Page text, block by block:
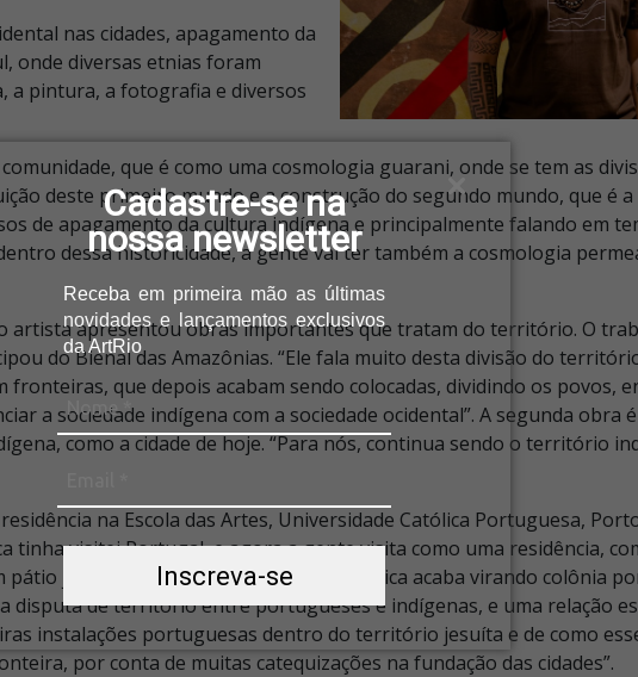
Cadastre-se na
nossa newsletter
Receba em primeira mão as últimas
novidades e lançamentos exclusivos
da ArtRio
Inscreva-se
nas cidades, apagamento da
onde diversas etnias foram
a pintura, a fotografia e diversos
que é como uma cosmologia guarani, onde se tem as
deste primeiro mundo e a construção do segundo mundo, que é
de apagamento da cultura indígena e principalmente falando em
dessa historicidade, a gente vai ter também a cosmologia
artista apresentou obras importantes que tratam do território. O
do Bienal das Amazônias. “Ele fala muito desta divisão do
que depois acabam sendo colocadas, dividindo os povos,
a sociedade indígena com a sociedade ocidental”. A segunda obra
como a cidade de hoje. “Para nós, continua sendo o território
na Escola das Artes, Universidade Católica Portuguesa,
tinha visitei Portugal, e agora a gente visita como uma residência,
jesuíta, e depois da Guerra Guaranítica acaba virando colônia
disputa de território entre portugueses e indígenas, e uma relação
instalações portuguesas dentro do território jesuíta e de como
por conta de muitas catequizações na fundação das cidades”.